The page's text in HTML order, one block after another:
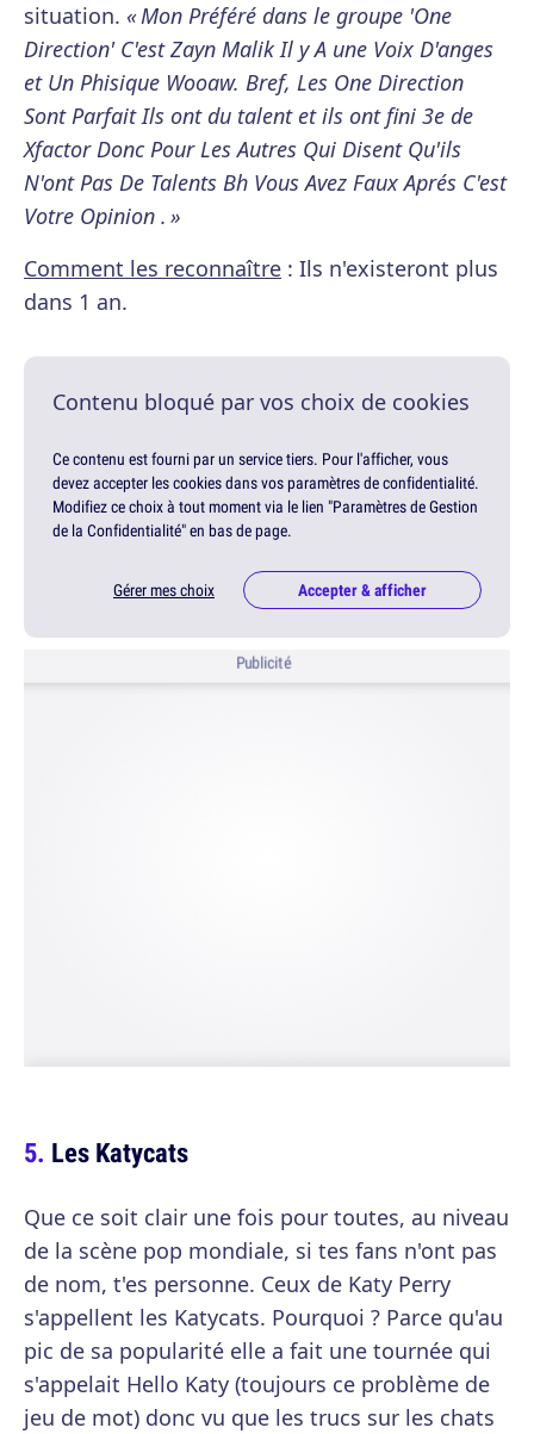
situation. « Mon Préféré dans le groupe 'One
Direction' C'est Zayn Malik Il y A une Voix D'anges
et Un Phisique Wooaw. Bref, Les One Direction
Sont Parfait Ils ont du talent et ils ont fini 3e de
Xfactor Donc Pour Les Autres Qui Disent Qu'ils
N'ont Pas De Talents Bh Vous Avez Faux Aprés C'est
Votre Opinion . »
Comment les reconnaître : Ils n'existeront plus
dans 1 an.
Contenu bloqué par vos choix de cookies
Ce contenu est fourni par un service tiers. Pour l'afficher, vous
devez accepter les cookies dans vos paramètres de confidentialité.
Modifiez ce choix à tout moment via le lien "Paramètres de Gestion
de la Confidentialité" en bas de page.
Gérer mes choix Accepter & afficher
Publicité
Les Katycats
Que ce soit clair une fois pour toutes, au niveau
de la scène pop mondiale, si tes fans n'ont pas
de nom, t'es personne. Ceux de Katy Perry
s'appellent les Katycats. Pourquoi ? Parce qu'au
pic de sa popularité elle a fait une tournée qui
s'appelait Hello Katy (toujours ce problème de
jeu de mot) donc vu que les trucs sur les chats